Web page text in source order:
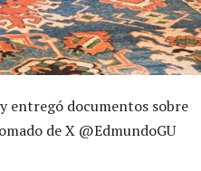
entregó documentos sobre
de X @EdmundoGU